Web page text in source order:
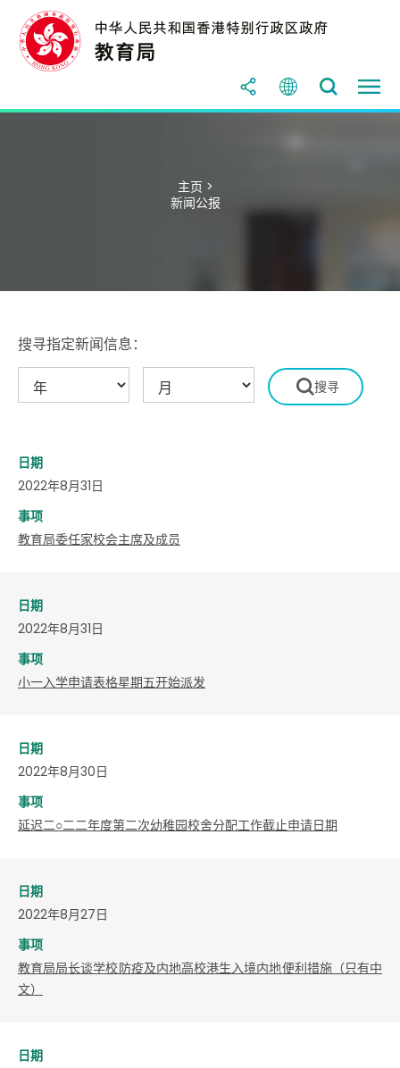
主页 >
新闻公报
搜寻指定新闻信息：
日期
2022年8月31日
事项
教育局委任家校会主席及成员
日期
2022年8月31日
事项
小一入学申请表格星期五开始派发
日期
2022年8月30日
事项
延迟二○二二年度第二次幼稚园校舍分配工作截止申请日期
日期
2022年8月27日
事项
教育局局长谈学校防疫及内地高校港生入境内地便利措施（只有中
文）
日期